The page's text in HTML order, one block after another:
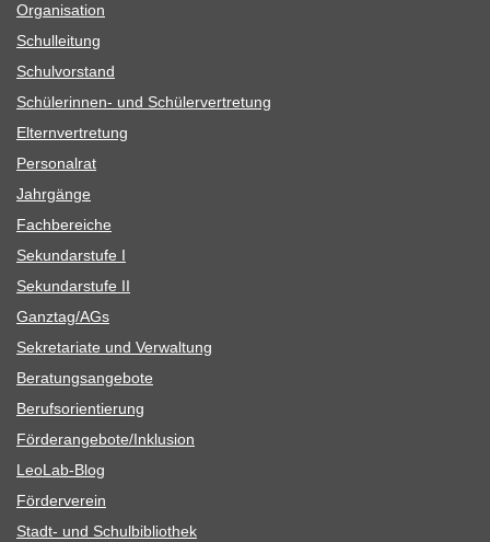
Orga­ni­sa­tion
Schul­lei­tung
Schul­vor­stand
Schü­le­rin­nen- und Schülervertretung
Eltern­ver­tre­tung
Per­so­nal­rat
Jahr­gänge
Fach­be­rei­che
Sekun­dar­stufe I
Sekun­dar­stufe II
Ganztag/​​AGs
Sekre­ta­riate und Verwaltung
Bera­tungs­an­ge­bote
Berufs­ori­en­tie­rung
Förderangebote/​​Inklusion
Leo­Lab-Blog
För­der­ver­ein
Stadt- und Schulbibliothek